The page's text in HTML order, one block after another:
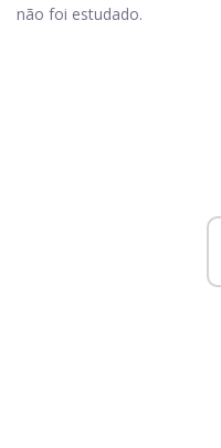
não foi estudado.